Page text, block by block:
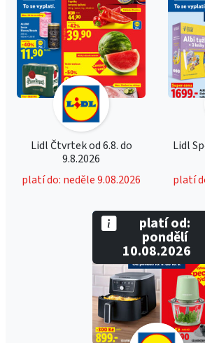
Lidl Čtvrtek od 6.8. do
9.8.2026
platí do: neděle 9.08.2026
Lidl
platí
platí od:
pondělí
10.08.2026